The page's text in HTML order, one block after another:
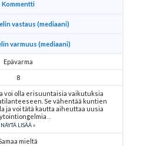
Kommentti
vastaus (mediaani)
varmuus (mediaani)
Epävarma
8
voi olla erisuuntaisia vaikutuksia
Se vähentää kuntien
ja voi tätä kautta aiheuttaa uusia
NÄYTÄ LISÄÄ
mieltä